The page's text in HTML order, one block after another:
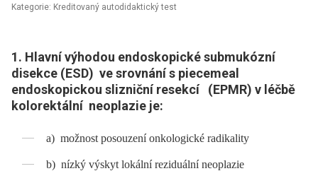
Kategorie: Kreditovaný autodidaktický test
1. Hlavní výhodou endoskopické submukózní
disekce (ESD) ve srovnání s piecemeal
endoskopickou slizniční resekcí (EPMR) v léčbě
kolorektální neoplazie je:
a) možnost posouzení onkologické radikality
b) nízký výskyt lokální reziduální neoplazie